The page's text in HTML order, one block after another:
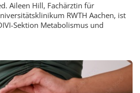
Aileen Hill, Fachärztin für
RWTH Aachen, ist
Sektion Metabolismus und